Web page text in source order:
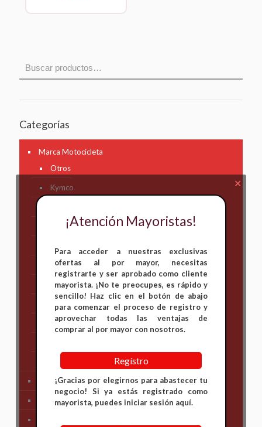
Categorías
Marca Motocicleta
Otros
Kymco
Honda
KAWASAKI
Suzuki
Tren Delantero
Partes de Motor
✕
¡Atención Mayoristas!
Para acceder a nuestras exclusivas
ofertas al por mayor, necesitas
registrarte y ser aprobado como cliente
mayorista. ¡No te preocupes, es rápido y
sencillo! Haz clic en el botón de abajo
para comenzar el proceso de registro y
aprovechar todas las ventajas de
comprar al por mayor con nosotros.
Regístro
¡Gracias por elegirnos para abastecer tu
negocio! Si ya estás registrado como
mayorista, puedes iniciar sesión aquí.